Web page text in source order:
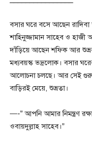
বসার ঘরে বসে আছেন
শাহিনুজ্জামান সাহেব ও
দাঁড়িয়ে আছেন শফিক আর
মধ্যবয়স্ক ভদ্রলোক। বসার
আলোচনা চলছে। আর সেই
বাড়িরই মেয়ে, শুভ্রতা।
—-” আপনি আমার নিমন্ত্রণ
ওবায়দুল্লাহ সাহেব।”